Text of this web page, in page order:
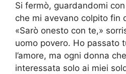
Si fermò, guardandomi
che mi avevano colpito fin
«Sarò onesto con te,»
uomo povero. Ho passato
l’amore, ma ogni donna
interessata solo ai miei